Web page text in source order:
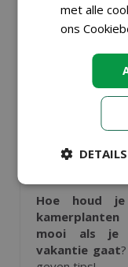
KAMERPLANTEN
Gepubliceerd op6
Hoe houd
kamerplanten
mooi als je
vakantie gaat
met alle
ons